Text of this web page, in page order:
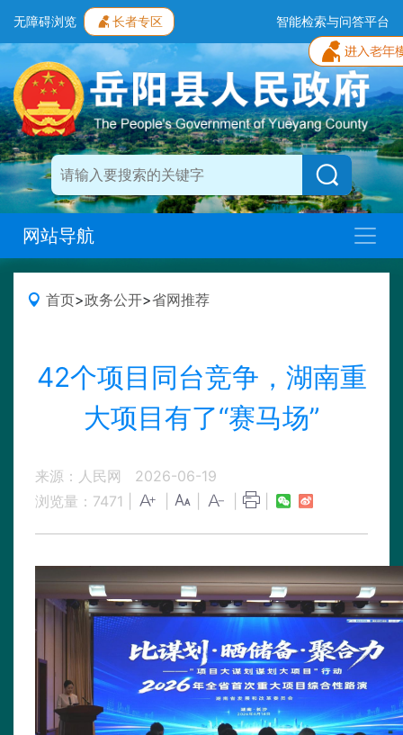
无障碍浏览 长者专区 智能检索与问答平台
网站导航
首页>政务公开>省网推荐
42个项目同台竞争，湖南重
大项目有了“赛马场”
来源：人民网
2026-06-19
浏览量： 7471